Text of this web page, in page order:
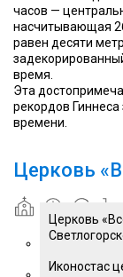
часов —
насчитывающая
равен десяти
время.
Эта
рекордов
времени.
Церковь
Церковь
Иконостас